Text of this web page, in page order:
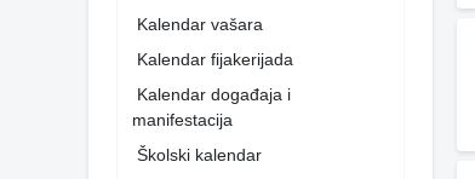
Kalendar vašara
Kalendar fijakerijada
Kalendar događaja i
manifestacija
Školski kalendar